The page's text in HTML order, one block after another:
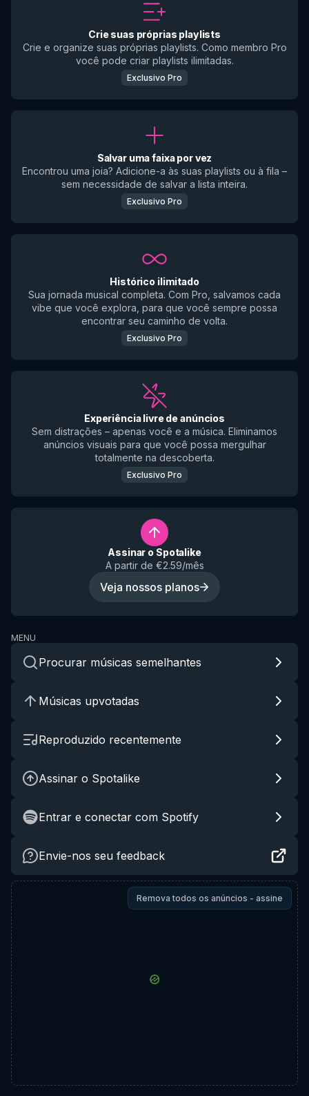
Crie suas próprias playlists
Crie e organize suas próprias playlists. Como membro Pro
você pode criar playlists ilimitadas.
Exclusivo Pro
Salvar uma faixa por vez
Encontrou uma joia? Adicione-a às suas playlists ou à fila –
sem necessidade de salvar a lista inteira.
Exclusivo Pro
Histórico ilimitado
Sua jornada musical completa. Com Pro, salvamos cada
vibe que você explora, para que você sempre possa
encontrar seu caminho de volta.
Exclusivo Pro
Experiência livre de anúncios
Sem distrações – apenas você e a música. Eliminamos
anúncios visuais para que você possa mergulhar
totalmente na descoberta.
Exclusivo Pro
Assinar o Spotalike
A partir de €2.59/mês
Veja nossos planos
MENU
Procurar músicas semelhantes
Músicas upvotadas
Reproduzido recentemente
Assinar o Spotalike
Entrar e conectar com Spotify
Envie-nos seu feedback
Remova todos os anúncios - assine